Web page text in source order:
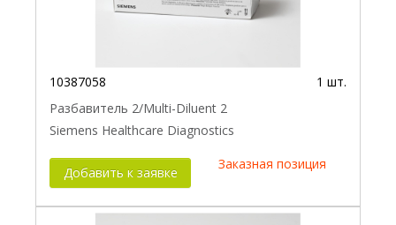
10387058
1 шт.
Разбавитель 2/Multi-Diluent 2
Siemens Healthcare Diagnostics
Добавить к заявке
Заказная позиция